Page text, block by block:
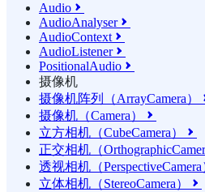
Audio 
AudioAnalyser
AudioContext 
AudioListener
PositionalAudio 
摄像机
摄像机阵列（ArrayCamera）
摄像机（Camera） 
立方相机（CubeCamera） 
正交相机（
透视相机（PerspectiveCamera
立体相机（StereoCamera） 